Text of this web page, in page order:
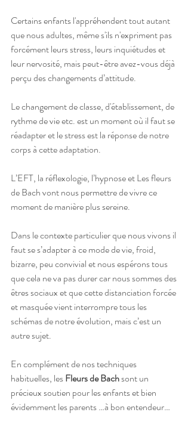
Certains enfants l'appréhendent tout autant
que nous adultes, même s'ils n'expriment pas
forcément leurs stress, leurs inquiétudes et
leur nervosité, mais peut-être avez-vous déjà
perçu des changements d’attitude.
Le changement de classe, d'établissement, de
rythme de vie etc. est un moment où il faut se
réadapter et le stress est la réponse de notre
corps à cette adaptation.
L’EFT, la réflexologie, l’hypnose et Les fleurs
de Bach vont nous permettre de vivre ce
moment de manière plus sereine.
Dans le contexte particulier que nous vivons il
faut se s’adapter à ce mode de vie, froid,
bizarre, peu convivial et nous espérons tous
que cela ne va pas durer car nous sommes des
êtres sociaux et que cette distanciation forcée
et masquée vient interrompre tous les
schémas de notre évolution, mais c’est un
autre sujet.
En complément de nos techniques
habituelles, les Fleurs de Bach sont un
précieux soutien pour les enfants et bien
évidemment les parents …à bon entendeur…